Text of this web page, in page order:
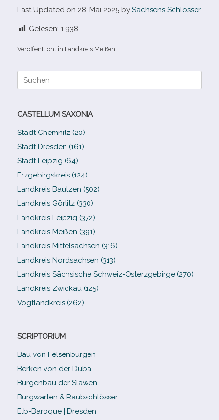
Last Updated on 28. Mai 2025 by Sachsens Schlösser
Gelesen: 1.938
Veröffentlicht in Landkreis Meißen
Suche
CASTELLUM SAXONIA
Stadt Chemnitz (20)
Stadt Dresden (161)
Stadt Leipzig (64)
Erzgebirgskreis (124)
Landkreis Bautzen (502)
Landkreis Görlitz (330)
Landkreis Leipzig (372)
Landkreis Meißen (391)
Landkreis Mittelsachsen (316)
Landkreis Nordsachsen (313)
Landkreis Sächsische Schweiz-​Osterzgebirge (270)
Landkreis Zwickau (125)
Vogtlandkreis (262)
SCRIPTORIUM
Bau von Felsenburgen
Berken von der Duba
Burgenbau der Slawen
Burgwarten & Raubschlösser
Elb-​Baroque | Dresden